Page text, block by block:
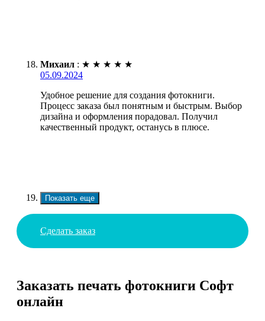
Михаил : ★ ★ ★ ★ ★
05.09.2024
Удобное решение для создания фотокниги.
Процесс заказа был понятным и быстрым. Выбор
дизайна и оформления порадовал. Получил
качественный продукт, останусь в плюсе.
Показать еще
Сделать заказ
Заказать печать фотокниги Софт
онлайн